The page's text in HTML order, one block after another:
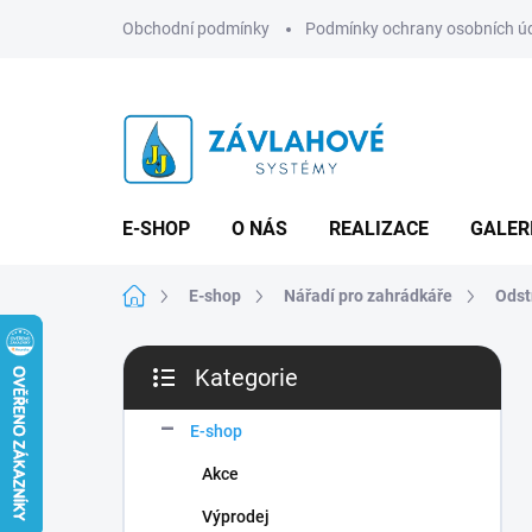
Obchodní podmínky Podmínky ochrany osobních
E-SHOP O NÁS REALIZACE
Domů E-shop Nářadí pro zahrádkáře
P
s
kategorie
Kategorie
E-shop
Akce
Výprodej